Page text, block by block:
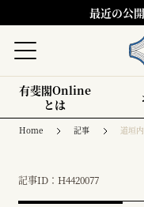
最近の公
有斐閣Online
とは
Home 記事 道垣
記事ID：H4420077